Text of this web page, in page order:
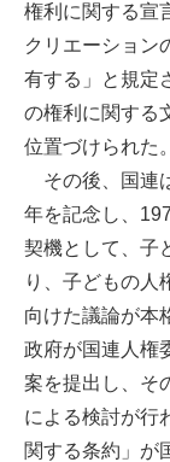
権利に関する宣
クリエーション
有する」と規定
の権利に関する
位置づけられた。
その後、国連
年を記念し、
契機として、子
り、子どもの人
向けた議論が本
政府が国連人権
案を提出し、そ
による検討が行
関する条約」が